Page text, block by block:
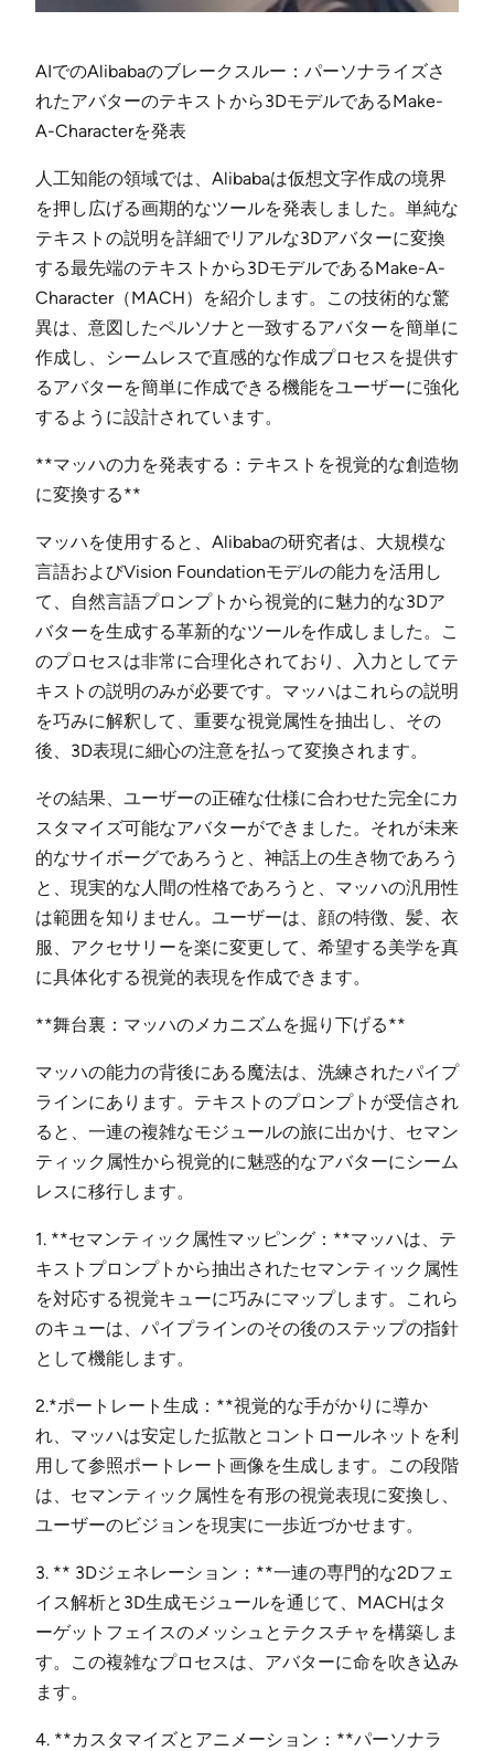
AIでのAlibabaのブレークスルー：パーソナライズさ
れたアバターのテキストから3DモデルであるMake-
A-Characterを発表
人工知能の領域では、Alibabaは仮想文字作成の境界
を押し広げる画期的なツールを発表しました。単純な
テキストの説明を詳細でリアルな3Dアバターに変換
する最先端のテキストから3DモデルであるMake-A-
Character（MACH）を紹介します。この技術的な驚
異は、意図したペルソナと一致するアバターを簡単に
作成し、シームレスで直感的な作成プロセスを提供す
るアバターを簡単に作成できる機能をユーザーに強化
するように設計されています。
**マッハの力を発表する：テキストを視覚的な創造物
に変換する**
マッハを使用すると、Alibabaの研究者は、大規模な
言語およびVision Foundationモデルの能力を活用し
て、自然言語プロンプトから視覚的に魅力的な3Dア
バターを生成する革新的なツールを作成しました。こ
のプロセスは非常に合理化されており、入力としてテ
キストの説明のみが必要です。マッハはこれらの説明
を巧みに解釈して、重要な視覚属性を抽出し、その
後、3D表現に細心の注意を払って変換されます。
その結果、ユーザーの正確な仕様に合わせた完全にカ
スタマイズ可能なアバターができました。それが未来
的なサイボーグであろうと、神話上の生き物であろう
と、現実的な人間の性格であろうと、マッハの汎用性
は範囲を知りません。ユーザーは、顔の特徴、髪、衣
服、アクセサリーを楽に変更して、希望する美学を真
に具体化する視覚的表現を作成できます。
**舞台裏：マッハのメカニズムを掘り下げる**
マッハの能力の背後にある魔法は、洗練されたパイプ
ラインにあります。テキストのプロンプトが受信され
ると、一連の複雑なモジュールの旅に出かけ、セマン
ティック属性から視覚的に魅惑的なアバターにシーム
レスに移行します。
1. **セマンティック属性マッピング：**マッハは、テ
キストプロンプトから抽出されたセマンティック属性
を対応する視覚キューに巧みにマップします。これら
のキューは、パイプラインのその後のステップの指針
として機能します。
2.*ポートレート生成：**視覚的な手がかりに導か
れ、マッハは安定した拡散とコントロールネットを利
用して参照ポートレート画像を生成します。この段階
は、セマンティック属性を有形の視覚表現に変換し、
ユーザーのビジョンを現実に一歩近づかせます。
3. ** 3Dジェネレーション：**一連の専門的な2Dフェ
イス解析と3D生成モジュールを通じて、MACHはタ
ーゲットフェイスのメッシュとテクスチャを構築しま
す。この複雑なプロセスは、アバターに命を吹き込み
ます。
4. **カスタマイズとアニメーション：**パーソナラ